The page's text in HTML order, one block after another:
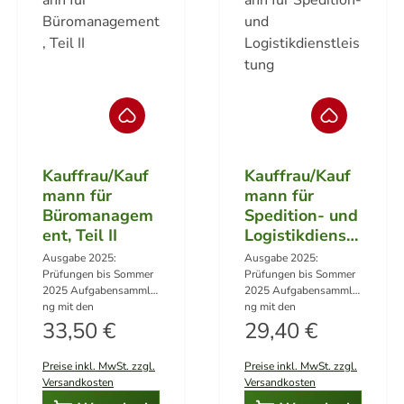
1 Lösungsvorschläge 2
Bände im Set ( 1 Band
Aufgaben + 1 Band
werden. Siehe unten.
DownloadsITBM-
Prüfung Vorlagen
Winter 2025 als zip-
DateiHier herunterladen
Sommer 2025 als zip-
herunterladen ITBM-
Winter 2024 als zip-
Datei Hier
herunterladen ITBM-
Prüfung Vorlagen
Sommer 2024 als zip-
herunterladen ITBM-
Prüfung Vorlagen
Winter 2023 als zip-
Datei Hier
herunterladen ITBM-
Sommer 2023 als zip-
Datei Hier
herunterladen ITBM-
Kauffrau/Kauf
mann für
Büromanagem
ent, Teil II
Ausgabe 2025:
Prüfungen bis Sommer
2025 Aufgabensammlu
ng mit den
Fächern: Deutsch,
Gemeinschaftskunde,
Sozialkunde (KB I-III) (6
Prüfungen von Winter
Regulärer Preis:
33,50 €
Preise inkl. MwSt. zzgl.
Versandkosten
Kauffrau/Kauf
mann für
Spedition- und
Logistikdienstl
eistung
Ausgabe 2025:
Prüfungen bis Sommer
2025 Aufgabensammlu
ng mit den
Fächern: (nur die für
Baden-Württemberg
Fächer) Deutsch,
Gemeinschaftskunde,
Regulärer Preis:
29,40 €
Preise inkl. MwSt. zzgl.
Versandkosten